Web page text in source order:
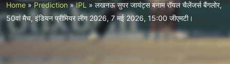
Home » Prediction»IPL »लखनऊ सुपर जायंट्स बनाम रॉयल चैलेंजर्स बैंगलोर,
50वां मैच, इंडियन प्रीमियर लीग 2026, 7 मई 2026, 15:00 जीएमटी।